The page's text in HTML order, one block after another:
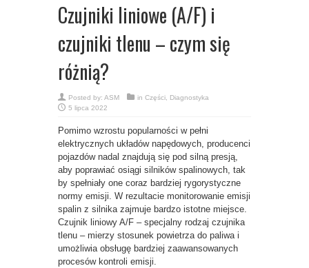
Czujniki liniowe (A/F) i
czujniki tlenu – czym się
różnią?
Posted by: ASM in Części, Diagnostyka
5 lipca 2022
Pomimo wzrostu popularności w pełni
elektrycznych układów napędowych, producenci
pojazdów nadal znajdują się pod silną presją,
aby poprawiać osiągi silników spalinowych, tak
by spełniały one coraz bardziej rygorystyczne
normy emisji. W rezultacie monitorowanie emisji
spalin z silnika zajmuje bardzo istotne miejsce.
Czujnik liniowy A/F – specjalny rodzaj czujnika
tlenu – mierzy stosunek powietrza do paliwa i
umożliwia obsługę bardziej zaawansowanych
procesów kontroli emisji.